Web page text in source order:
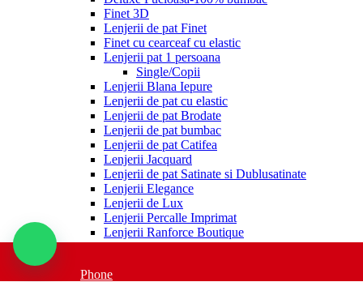
Finet 3D
Lenjerii de pat Finet
Finet cu cearceaf cu elastic
Lenjerii pat 1 persoana
Single/Copii
Lenjerii Blana Iepure
Lenjerii de pat cu elastic
Lenjerii de pat Brodate
Lenjerii de pat bumbac
Lenjerii de pat Catifea
Lenjerii Jacquard
Lenjerii de pat Satinate si Dublusatinate
Lenjerii Elegance
Lenjerii de Lux
Lenjerii Percalle Imprimat
Lenjerii Ranforce Boutique
Ranforce 100% bumbac
Pături
Phone